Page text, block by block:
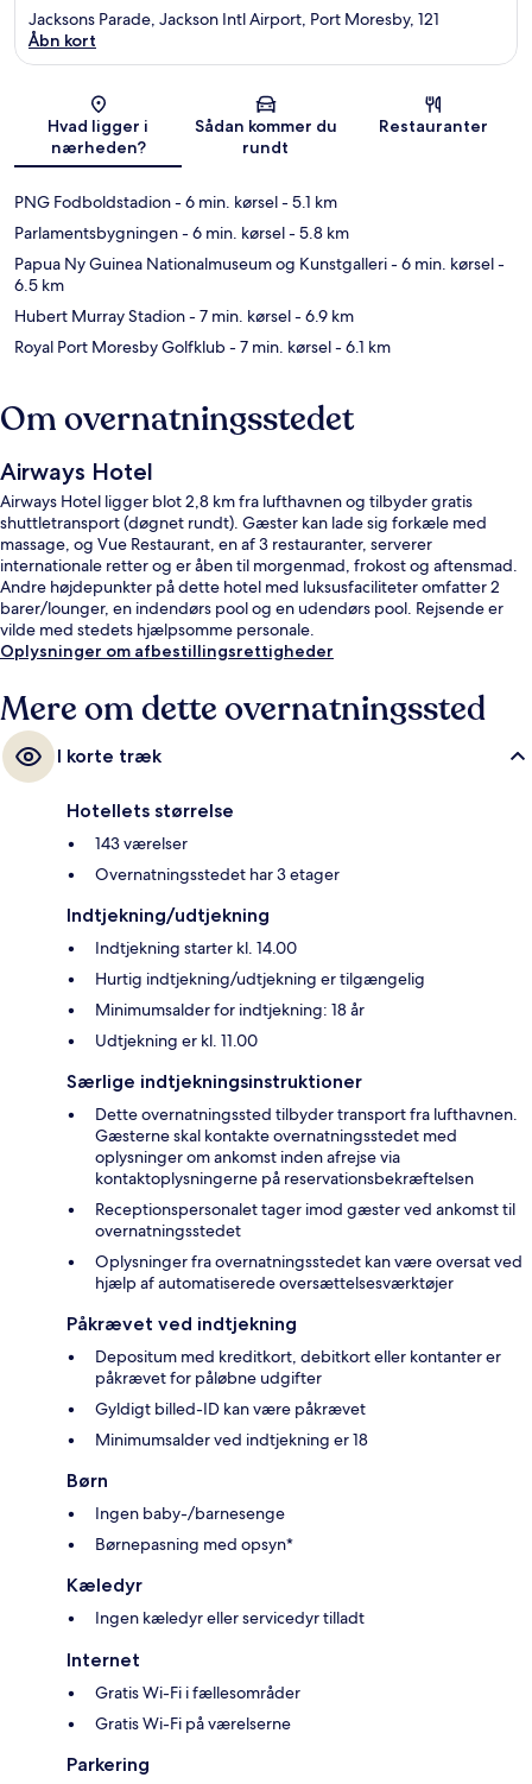
Kort
Jacksons Parade, Jackson Intl Airport, Port Moresby, 121
Åbn kort
Hvad ligger i
nærheden?
Sådan kommer du
rundt
Restauranter
PNG Fodboldstadion- 6 min. kørsel- 5.1 km
Parlamentsbygningen- 6 min. kørsel- 5.8 km
Papua Ny Guinea Nationalmuseum og Kunstgalleri- 6 min. kørsel-
6.5 km
Hubert Murray Stadion- 7 min. kørsel- 6.9 km
Royal Port Moresby Golfklub- 7 min. kørsel- 6.1 km
Om overnatningsstedet
Airways Hotel
Airways Hotel ligger blot 2,8 km fra lufthavnen og tilbyder gratis
shuttletransport (døgnet rundt). Gæster kan lade sig forkæle med
massage, og Vue Restaurant, en af 3 restauranter, serverer
internationale retter og er åben til morgenmad, frokost og aftensmad.
Andre højdepunkter på dette hotel med luksusfaciliteter omfatter 2
barer/lounger, en indendørs pool og en udendørs pool. Rejsende er
vilde med stedets hjælpsomme personale.
Oplysninger om afbestillingsrettigheder
Mere om dette overnatningssted
I korte træk
Hotellets størrelse
143 værelser
Overnatningsstedet har 3 etager
Indtjekning/udtjekning
Indtjekning starter kl. 14.00
Hurtig indtjekning/udtjekning er tilgængelig
Minimumsalder for indtjekning: 18 år
Udtjekning er kl. 11.00
Særlige indtjekningsinstruktioner
Dette overnatningssted tilbyder transport fra lufthavnen.
Gæsterne skal kontakte overnatningsstedet med
oplysninger om ankomst inden afrejse via
kontaktoplysningerne på reservationsbekræftelsen
Receptionspersonalet tager imod gæster ved ankomst til
overnatningsstedet
Oplysninger fra overnatningsstedet kan være oversat ved
hjælp af automatiserede oversættelsesværktøjer
Påkrævet ved indtjekning
Depositum med kreditkort, debitkort eller kontanter er
påkrævet for påløbne udgifter
Gyldigt billed-ID kan være påkrævet
Minimumsalder ved indtjekning er 18
Børn
Ingen baby-/barnesenge
Børnepasning med opsyn*
Kæledyr
Ingen kæledyr eller servicedyr tilladt
Internet
Gratis Wi-Fi i fællesområder
Gratis Wi-Fi på værelserne
Parkering